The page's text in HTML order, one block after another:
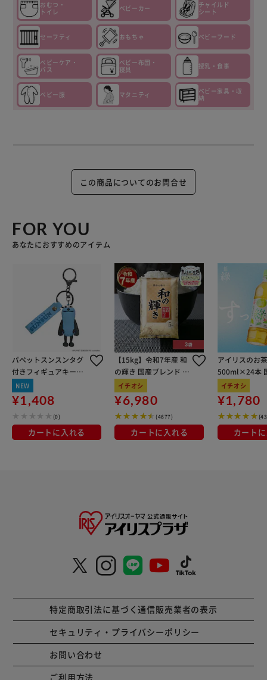
おむつ・
トイレ
ベビーカー
チャイルド
シート
セーフティ おもちゃ ベビーフード
ベビーケア・
バス
ベビー布団・
寝具
授乳・食事
ベビー服 マタニティ
ベビー家具・収
納
この商品についてのお問合せ
FOR YOU
あなたにおすすめのアイテム
パペットスンスンタグ
付きフィギュアキーホ
ルダー スンスン
NEW
¥1,408
(0)
カートに入れる
【15kg】令和7年産 和
の輝き 国産ブレンド 5
kg×3袋
イチオシ
¥6,980
(4677)
カートに入れる
アイリスのお
500ml×24本
100％使用
イチオシ
¥1,780
カート
特定商取引法に基づく通信販売業者の表示
セキュリティ・プライバシーポリシー
お問い合わせ
ご利用方法